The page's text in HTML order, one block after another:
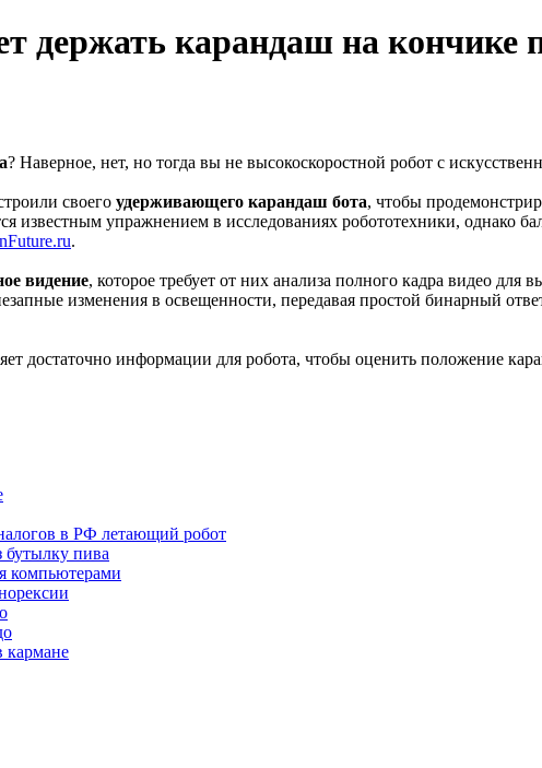
держать карандаш на кончике
? Наверное, нет, но тогда вы не высокоскоростной робот с
своего удерживающего карандаш бота, чтобы
известным упражнением в исследованиях робототехники, однако
.
видение, которое требует от них анализа полного кадра видео
изменения в освещенности, передавая простой бинарный
достаточно информации для робота, чтобы оценить положение
в РФ летающий робот
бутылку пива
компьютерами
кармане